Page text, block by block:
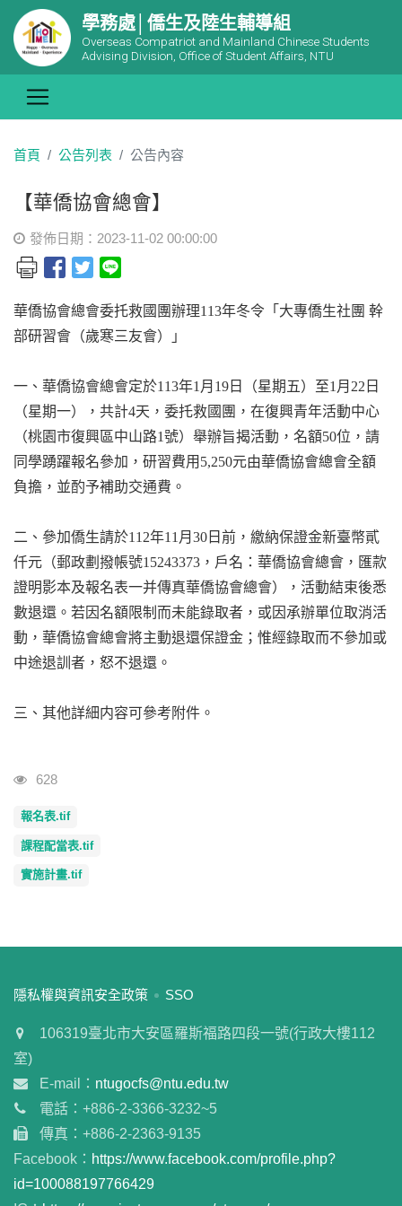
學務處│僑生及陸生輔導組
Overseas Compatriot and Mainland Chinese Students
Advising Division, Office of Student Affairs, NTU
首頁 公告列表 公告內容
【華僑協會總會】
發佈日期：2023-11-02 00:00:00
華僑協會總會委托救國團辦理113年冬令「大專僑生社團 幹
部研習會（歲寒三友會）」
一、華僑協會總會定於113年1月19日（星期五）至1月22日
（星期一），共計4天，委托救國團，在復興青年活動中心
（桃園市復興區中山路1號）舉辦旨揭活動，名額50位，請
同學踴躍報名參加，研習費用5,250元由華僑協會總會全額
負擔，並酌予補助交通費。
二、參加僑生請於112年11月30日前，繳納保證金新臺幣貳
仟元（郵政劃撥帳號15243373，戶名：華僑協會總會，匯款
證明影本及報名表一并傳真華僑協會總會），活動結束後悉
數退還。若因名額限制而未能錄取者，或因承辦單位取消活
動，華僑協會總會將主動退還保證金；惟經錄取而不參加或
中途退訓者，怒不退還。
三、其他詳細内容可參考附件。
瀏覽人次
628
報名表.tif
課程配當表.tif
實施計畫.tif
:::
隱私權與資訊安全政策 SSO
106319臺北市大安區羅斯福路四段一號(行政大樓112
室)
E-mail： ntugocfs@ntu.edu.tw
電話：+886-2-3366-3232~5
傳真：+886-2-2363-9135
Facebook： https://www.facebook.com/profile.php?
id=100088197766429